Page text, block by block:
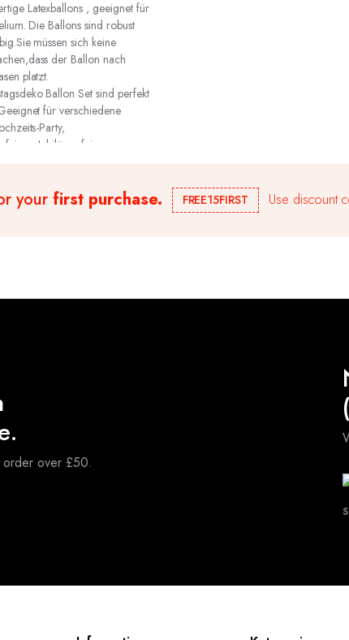
Latexballons , geeignet für
Die Ballons sind robust
müssen sich keine
der Ballon nach
platzt.
Ballon Set sind perfekt
für verschiedene
Party,
Jubiläumsfeiern,
your first purchase. FREE15FIRST Use discount
over £50.